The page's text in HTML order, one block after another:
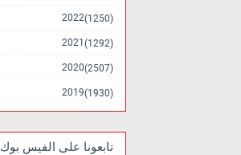
2022 (1250)
2021 (1292)
2020 (2507)
2019 (1930)
تابعونا على الفيس بوك